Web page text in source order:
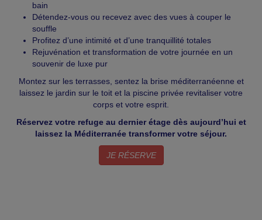
bain
Détendez-vous ou recevez avec des vues à couper le
souffle
Profitez d’une intimité et d’une tranquillité totales
Rejuvénation et transformation de votre journée en un
souvenir de luxe pur
Montez sur les terrasses, sentez la brise méditerranéenne et
laissez le jardin sur le toit et la piscine privée revitaliser votre
corps et votre esprit.
Réservez votre refuge au dernier étage dès aujourd’hui et
laissez la Méditerranée transformer votre séjour.
JE RÉSERVE